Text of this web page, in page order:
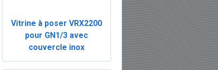
Vitrine à poser VRX2200
pour GN1/3 avec
couvercle inox